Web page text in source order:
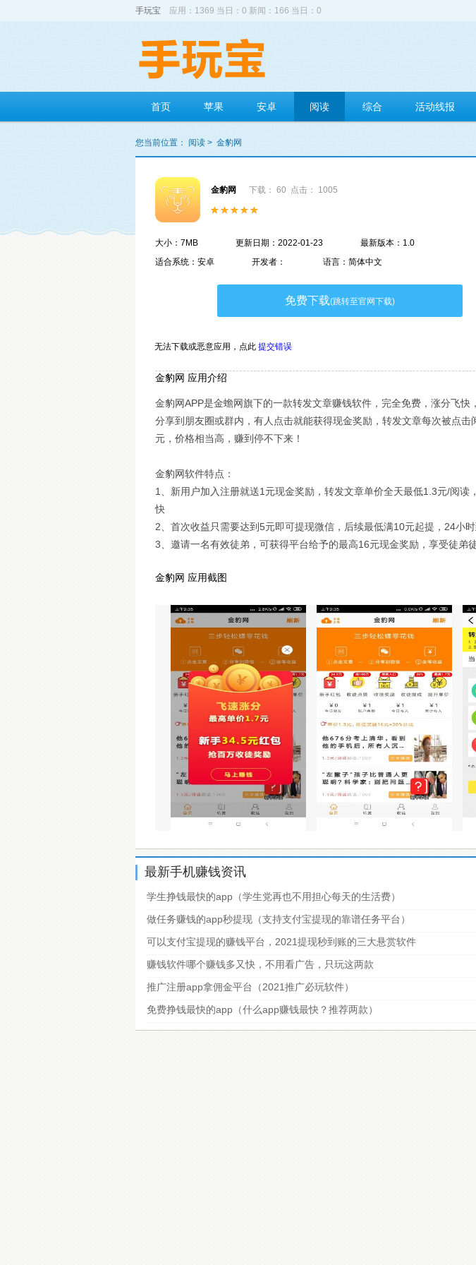
手玩宝 应用：1369 当日：0 新闻：166 当日：0
首页 苹果 安卓 阅读 综合 活动线报
您当前位置： 阅读 > 金豹网
金豹网 下载： 60 点击： 1005
大小：7MB 更新日期：2022-01-23
最新版本：1.0
适合系统：安卓
开发者： 语言：简体中文
免费下载(跳转至官网下载)
无法下载或恶意应用， 点此 提交错误
金豹网 应用介绍
金豹网APP是金蟾网旗下的一款转发文章赚钱软件，完全免费，涨分飞快
分享到朋友圈或群内，有人点击就能获得现金奖励，转发文章每次被点
元，价格相当高，赚到停不下来！
金豹网软件特点：
1、新用户加入注册就送1元现金奖励，转发文章单价全天最低1.3元/阅读
快
2、首次收益只需要达到5元即可提现微信，后续最低满10元起提，24小
3、邀请一名有效徒弟，可获得平台给予的最高16元现金奖励，享受徒弟
金豹网 应用截图
最新手机赚钱资讯
学生挣钱最快的app（学生党再也不用担心每天的生活费）
做任务赚钱的app秒提现（支持支付宝提现的靠谱任务平台）
可以支付宝提现的赚钱平台，2021提现秒到账的三大悬赏软件
赚钱软件哪个赚钱多又快，不用看广告，只玩这两款
推广注册app拿佣金平台（2021推广必玩软件）
免费挣钱最快的app（什么app赚钱最快？推荐两款）